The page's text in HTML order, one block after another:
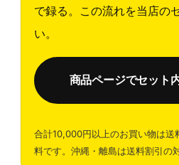
で録る。この流れを当店の
い。
商品ページでセット
合計10,000円以上のお買い物は送
料です。沖縄・離島は送料割引の